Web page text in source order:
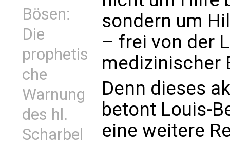
Bösen:
Die
prophetis
che
Warnung
des hl.
Scharbel
sondern um
– frei von der
medizinischer
Denn dieses
betont Louis-
eine weitere